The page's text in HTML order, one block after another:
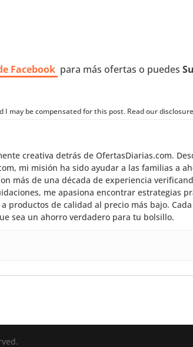
Facebook para más ofertas o puedes
may be compensated for this post. Read our
creativa detrás de OfertasDiarias.com.
mi misión ha sido ayudar a las familias a
más de una década de experiencia
me apasiona encontrar estrategias
productos de calidad al precio más bajo.
sea un ahorro verdadero para tu bolsillo.